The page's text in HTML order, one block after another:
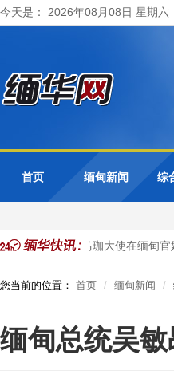
今天是： 2026年08月08日 星期六
首页 缅甸新闻 综
目投资 马珈大使在缅甸官
您当前的位置： 首页 缅甸新闻
缅甸总统吴